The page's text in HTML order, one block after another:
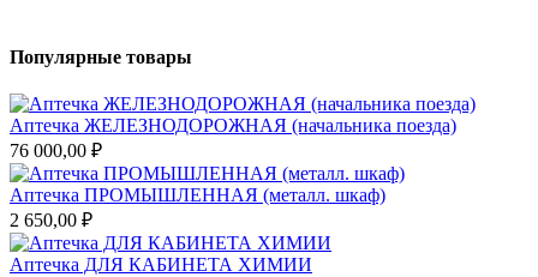
Популярные товары
Аптечка ЖЕЛЕЗНОДОРОЖНАЯ (начальника поезда)
76 000,00 ₽
Аптечка ПРОМЫШЛЕННАЯ (металл. шкаф)
2 650,00 ₽
Аптечка ДЛЯ КАБИНЕТА ХИМИИ